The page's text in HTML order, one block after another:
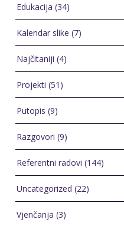
Edukacija (34)
Kalendar slike (7)
Najčitaniji (4)
Projekti (51)
Putopis (9)
Razgovori (9)
Referentni radovi (144)
Uncategorized (22)
Vjenčanja (3)